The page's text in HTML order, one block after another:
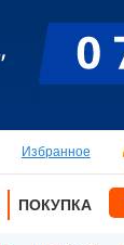
Избранное
ПОКУПКА